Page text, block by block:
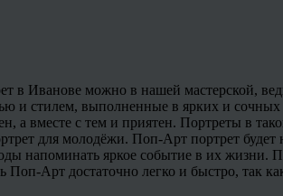
в Иванове можно в нашей мастерской,
и стилем, выполненные в ярких и
а вместе с тем и приятен. Портреты в
для молодёжи. Поп-Арт портрет
напоминать яркое событие в их жизни.
Арт достаточно легко и быстро, так